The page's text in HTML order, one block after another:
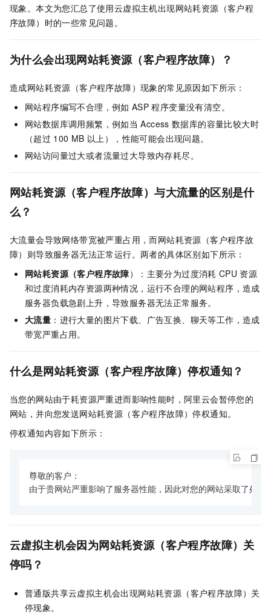
现象。本文为您汇总了使用云虚拟主机出现网站耗资源（客户程
序故障）时的一些常见问题。
为什么会出现网站耗资源（客户程序故障）？
造成网站耗资源（客户程序故障）现象的常见原因如下所示：
网站程序编写不合理，例如 ASP 程序变量没有清空。
网站数据库调用频繁，例如当 Access 数据库的容量比较大时
（超过 100 MB 以上），性能可能会出现问题。
网站访问量过大或者流量过大导致内存耗尽。
网站耗资源（客户程序故障）与大流量的区别是什
么？
大流量会导致网络带宽被严重占用，而网站耗资源（客户程序故
障）则导致服务器无法正常运行。两者的具体区别如下所示：
网站耗资源（客户程序故障）：主要分为过度消耗 CPU 资源
和过度消耗内存资源两种情况，运行不合理的网站程序，造成
服务器负载急剧上升，导致服务器无法正常服务。
大流量 ：进行大量的图片下载、广告互换、聊天等工作，造成
带宽严重占用。
什么是网站耗资源（客户程序故障）停权通知？
当您的网站由于耗资源严重进而影响性能时，阿里云会暂停您的
网站，并向您发送网站耗资源（客户程序故障）停权通知。
停权通知内容如下所示：
尊敬的客户：
由于贵网站严重影响了服务器性能，因此对您的网站采取了处
云虚拟主机会因为网站耗资源（客户程序故障）关
停吗？
普通版共享云虚拟主机会出现网站耗资源（客户程序故障）关
停现象。